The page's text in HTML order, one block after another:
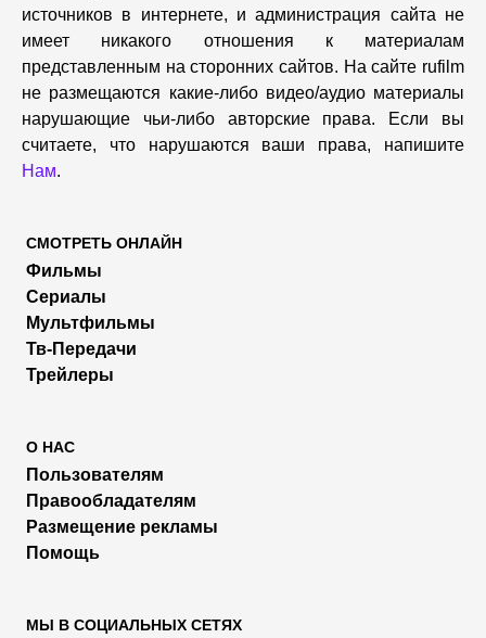
источников в интернете, и администрация сайта не
имеет никакого отношения к материалам
представленным на сторонних сайтов. На сайте rufilm
не размещаются какие-либо видео/аудио материалы
нарушающие чьи-либо авторские права. Если вы
считаете, что нарушаются ваши права, напишите
Нам.
СМОТРЕТЬ ОНЛАЙН
Фильмы
Сериалы
Мультфильмы
Тв-Передачи
Трейлеры
О НАС
Пользователям
Правообладателям
Размещение рекламы
Помощь
МЫ В СОЦИАЛЬНЫХ СЕТЯХ